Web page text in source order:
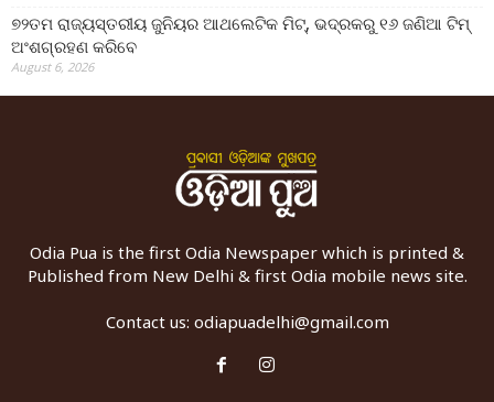
୭୨ତମ ରାଜ୍ୟସ୍ତରୀୟ ଜୁନିୟର ଆଥଲେଟିକ ମିଟ୍‌, ଭଦ୍ରକରୁ ୧୬ ଜଣିଆ ଟିମ୍
ଅଂଶଗ୍ରହଣ କରିବେ
August 6, 2026
Odia Pua is the first Odia Newspaper which is printed &
Published from New Delhi & first Odia mobile news site.
Contact us: odiapuadelhi@gmail.com